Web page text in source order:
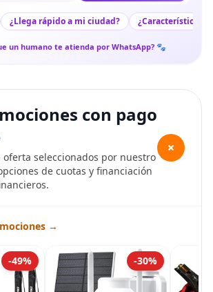
¿Llega rápido a mi ciudad? ¿Características
un humano te atienda por WhatsApp? 🐾
con pago
oferta seleccionados por nuestro
de cuotas y financiación
+
→
-49% -30%